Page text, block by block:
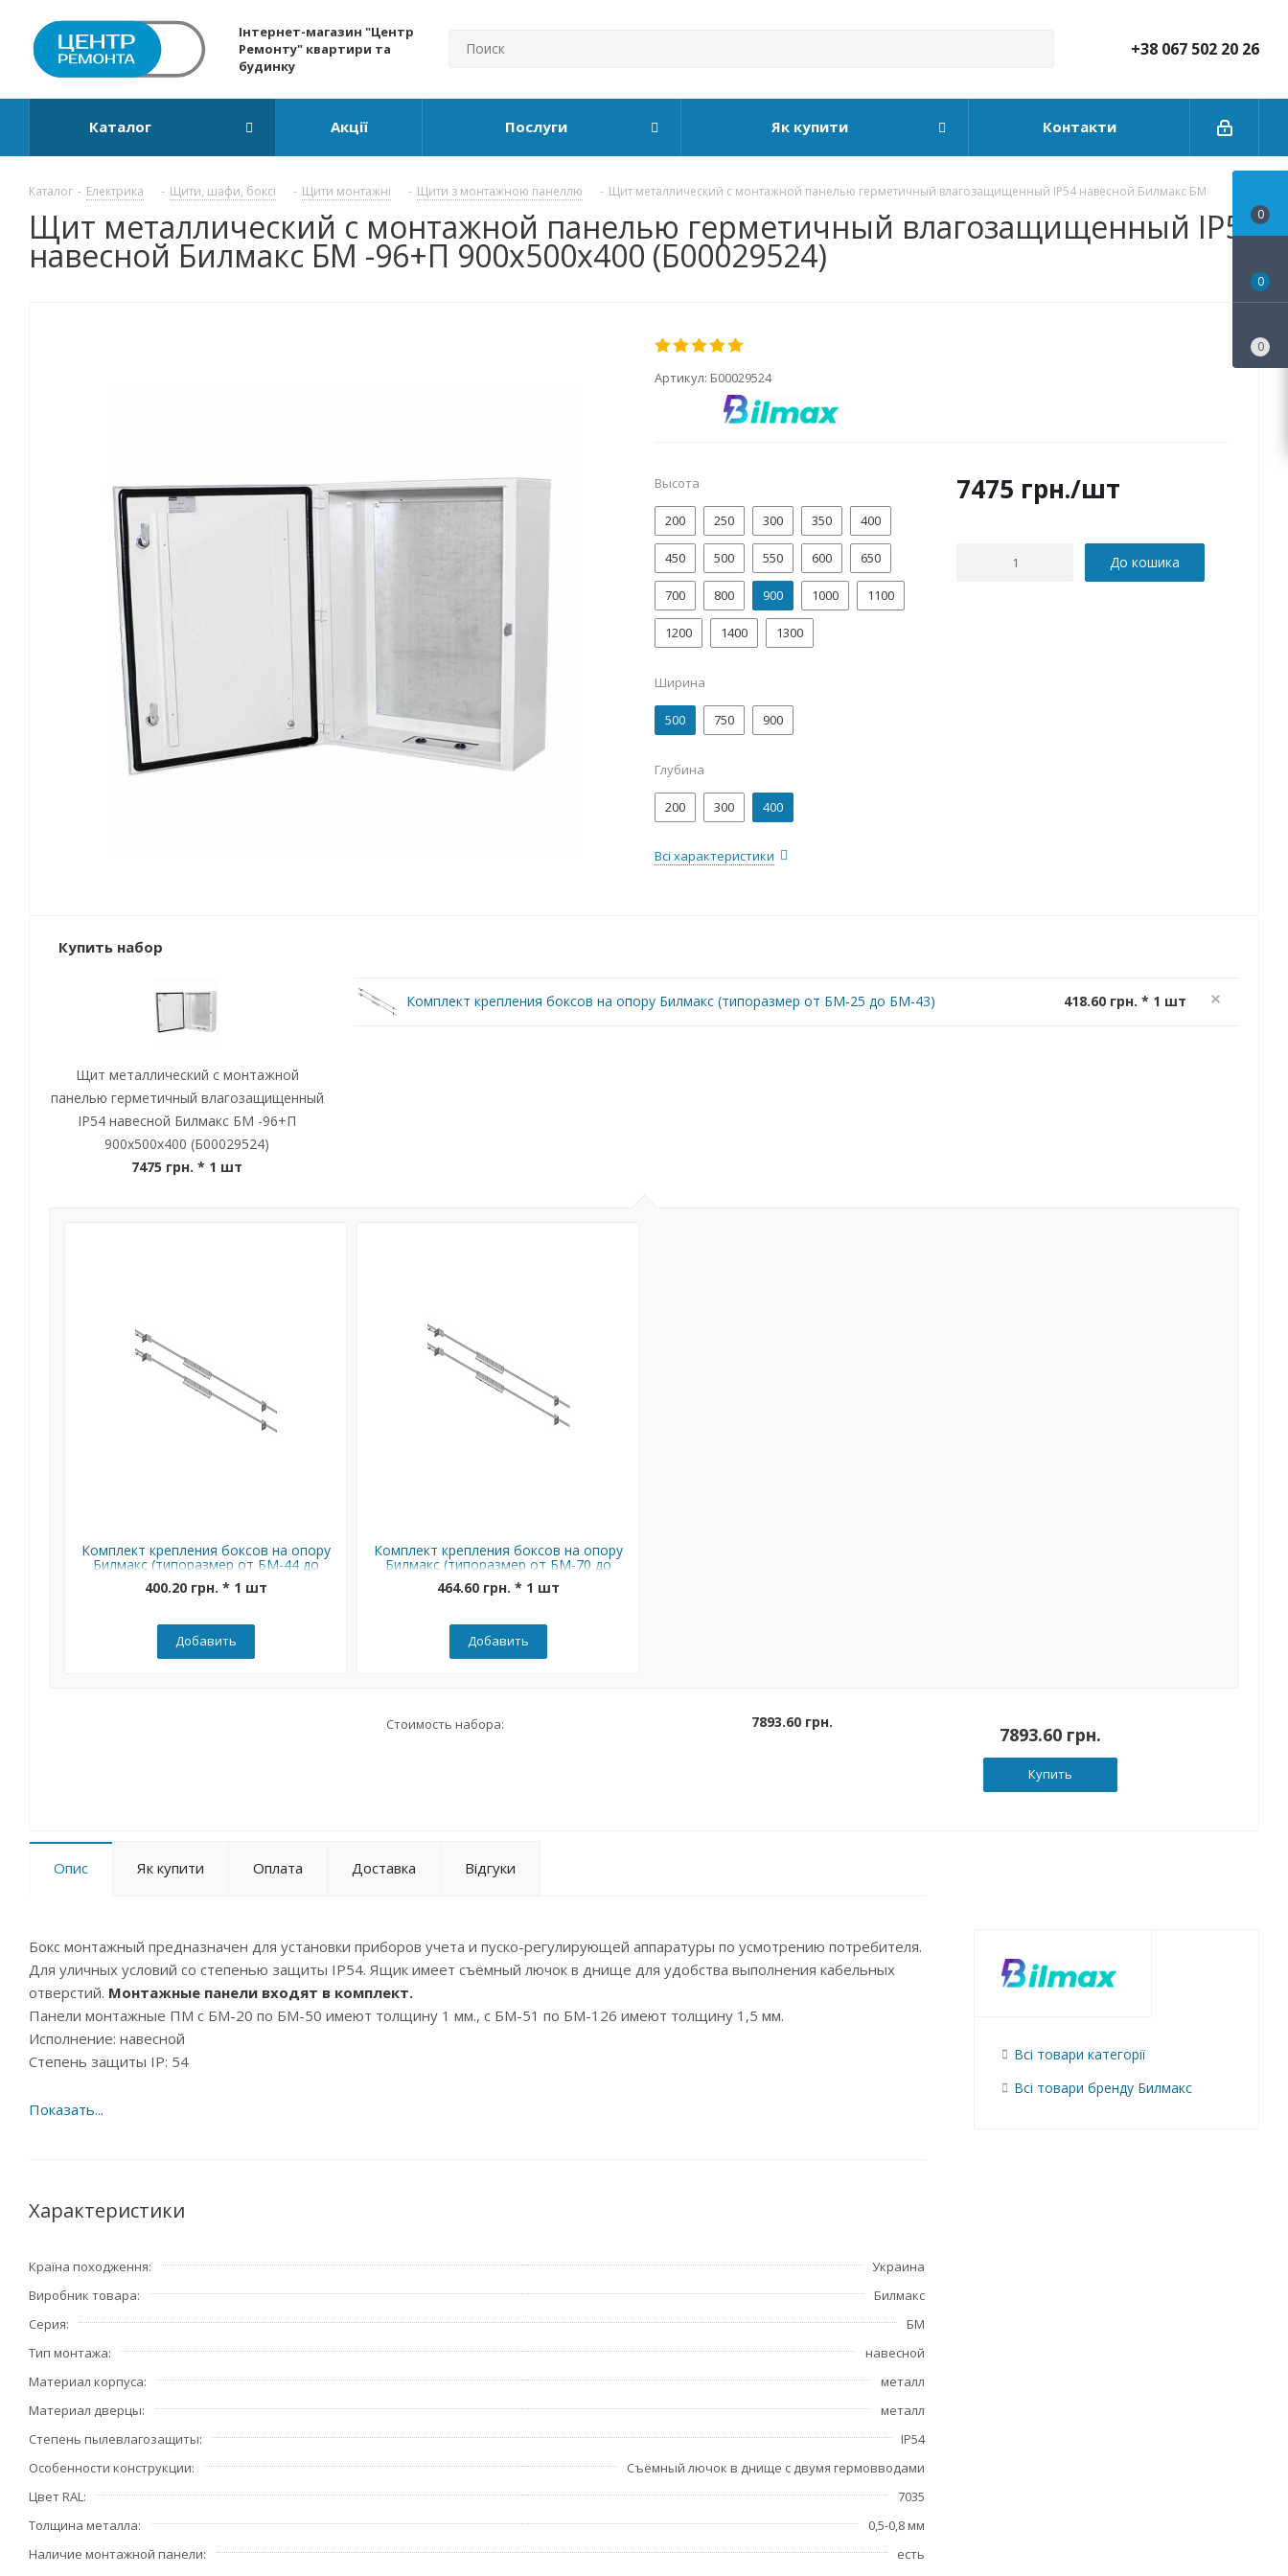
Інтернет-магазин "Центр
Ремонту" квартири та
будинку
+38 067 502 20 26
Каталог Акції Послуги Як купити Контакти
Каталог - Електрика - Щити, шафи, боксі - Щити монтажні - Щити з монтажною панеллю - Щит металлический с монтажной панелью герметичный влагозащищенный IP54 навесной Билмакс БМ
Щит металлический с монтажной панелью герметичный влагозащищенный IP54
навесной Билмакс БМ -96+П 900x500x400 (Б00029524)
Артикул: Б00029524
Высота
200 250 300 350 400
450 500 550 600 650
700 800 900 1000 1100
1200 1400 1300
Ширина
500 750 900
Глубина
200 300 400
Всі характеристики
7475 грн./шт
До кошика
Купить набор
Щит металлический с монтажной
панелью герметичный влагозащищенный
IP54 навесной Билмакс БМ -96+П
900x500x400 (Б00029524)
7475 грн. * 1 шт
Комплект крепления боксов на опору Билмакс (типоразмер от БМ-25 до БМ-43) 418.60 грн. * 1 шт
Комплект крепления боксов на опору
Билмакс (типоразмер от БМ-44 до
БМ-65)
400.20 грн. * 1 шт
Добавить
Комплект крепления боксов на опору
Билмакс (типоразмер от БМ-70 до
БМ-126)
464.60 грн. * 1 шт
Добавить
Стоимость набора: 7893.60 грн.
7893.60 грн.
Купить
Опис Як купити Оплата Доставка Відгуки
Бокс монтажный предназначен для установки приборов учета и пуско-регулирующей аппаратуры по усмотрению потребителя.
Для уличных условий со степенью защиты IP54. Ящик имеет съёмный лючок в днище для удобства выполнения кабельных
отверстий. Монтажные панели входят в комплект.
Панели монтажные ПМ с БМ-20 по БМ-50 имеют толщину 1 мм., с БМ-51 по БМ-126 имеют толщину 1,5 мм.
Исполнение: навесной
Степень защиты IP: 54
Характеристики
Країна походження
Украина
Виробник товара
Билмакс
Серия
БМ
Тип монтажа
навесной
Материал корпуса
металл
Материал дверцы
металл
Степень пылевлагозащиты
IP54
Особенности конструкции
Съёмный лючок в днище с двумя гермовводами
Цвет RAL
7035
Толщина металла
0,5-0,8 мм
Наличие монтажной панели
есть
Всі товари категорії
Всі товари бренду Билмакс
0
0
0